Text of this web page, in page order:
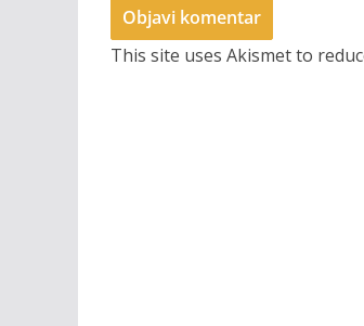
This site uses Akismet to